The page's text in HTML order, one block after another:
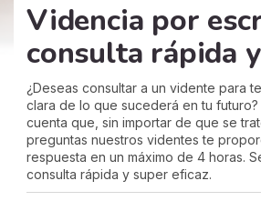
Videncia por
consulta rápida
¿Deseas consultar a un vidente para
clara de lo que sucederá en tu
cuenta que, sin importar de que se
preguntas nuestros videntes te
respuesta en un máximo de 4 horas.
consulta rápida y super eficaz.